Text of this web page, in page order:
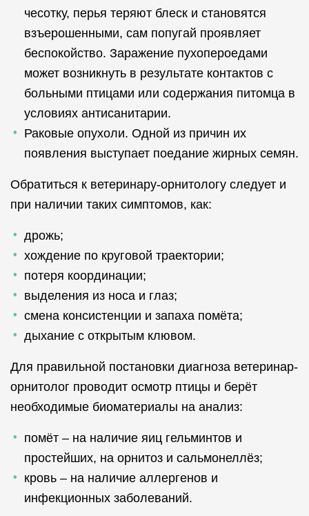
чесотку, перья теряют блеск и становятся
взъерошенными, сам попугай проявляет
беспокойство. Заражение пухопероедами
может возникнуть в результате контактов с
больными птицами или содержания питомца в
условиях антисанитарии.
Раковые опухоли. Одной из причин их
появления выступает поедание жирных семян.
Обратиться к ветеринару-орнитологу следует и
при наличии таких симптомов, как:
дрожь;
хождение по круговой траектории;
потеря координации;
выделения из носа и глаз;
смена консистенции и запаха помёта;
дыхание с открытым клювом.
Для правильной постановки диагноза ветеринар-
орнитолог проводит осмотр птицы и берёт
необходимые биоматериалы на анализ:
помёт – на наличие яиц гельминтов и
простейших, на орнитоз и сальмонеллёз;
кровь – на наличие аллергенов и
инфекционных заболеваний.